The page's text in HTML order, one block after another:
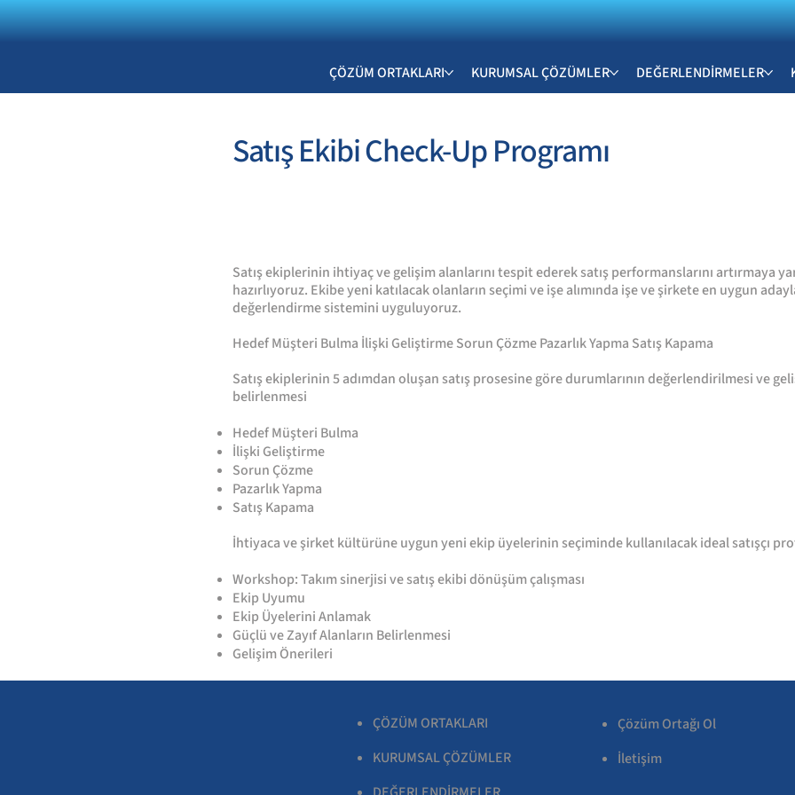
ÇÖZÜM ORTAKLARI KURUMSAL ÇÖZÜMLER DEĞERLENDİRMELER
Satış Ekibi Check-Up Programı
Satış ekiplerinin ihtiyaç ve gelişim alanlarını tespit ederek satış performanslarını artırmaya
hazırlıyoruz. Ekibe yeni katılacak olanların seçimi ve işe alımında işe ve şirkete en uygun
değerlendirme sistemini uyguluyoruz.
Hedef Müşteri Bulma İlişki Geliştirme Sorun Çözme Pazarlık Yapma Satış Kapama
Satış ekiplerinin 5 adımdan oluşan satış prosesine göre durumlarının değerlendirilmesi ve
belirlenmesi
Hedef Müşteri Bulma
İlişki Geliştirme
Sorun Çözme
Pazarlık Yapma
Satış Kapama
İhtiyaca ve şirket kültürüne uygun yeni ekip üyelerinin seçiminde kullanılacak ideal satışçı
Workshop: Takım sinerjisi ve satış ekibi dönüşüm çalışması
Ekip Uyumu
Ekip Üyelerini Anlamak
Güçlü ve Zayıf Alanların Belirlenmesi
Gelişim Önerileri
ÇÖZÜM ORTAKLARI
KURUMSAL ÇÖZÜMLER
Çözüm Ortağı Ol
İletişim